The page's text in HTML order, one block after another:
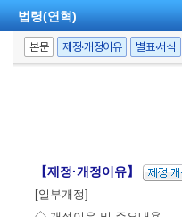
법령(연혁)
본문 제정·개정이유 별표·서식
【제정·개정이유】
[일부개정]